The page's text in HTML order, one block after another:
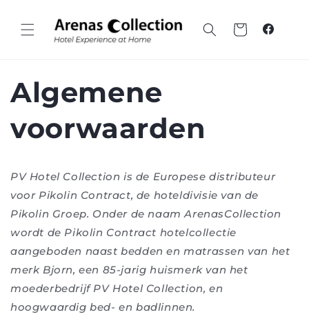
inhoud
Winkelwagen
Algemene
voorwaarden
PV Hotel Collection is de Europese distributeur
voor Pikolin Contract, de hoteldivisie van de
Pikolin Groep. Onder de naam ArenasCollection
wordt de Pikolin Contract hotelcollectie
aangeboden naast bedden en matrassen van het
merk Bjorn, een 85-jarig huismerk van het
moederbedrijf PV Hotel Collection, en
hoogwaardig bed- en badlinnen.